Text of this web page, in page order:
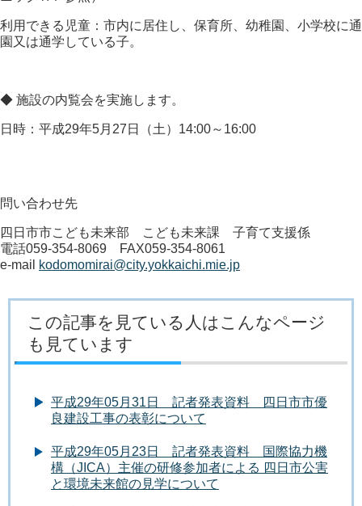
利用できる児童：市内に居住し、保育所、幼稚園、小学校に通
園又は通学している子。
◆ 施設の内覧会を実施します。
日時：平成29年5月27日（土）14:00～16:00
問い合わせ先
四日市市こども未来部 こども未来課 子育て支援係
電話059-354-8069
FAX059-354-8061
e-mail
kodomomirai@city.yokkaichi.mie.jp
この記事を見ている人はこんなページ
も見ています
平成29年05月31日 記者発表資料 四日市市優
良建設工事の表彰について
平成29年05月23日 記者発表資料 国際協力機
構（JICA）主催の研修参加者による 四日市公害
と環境未来館の見学について